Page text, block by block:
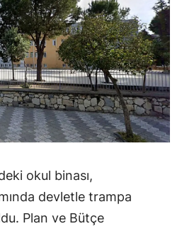
okul binası,
devletle trampa
Plan ve Bütçe